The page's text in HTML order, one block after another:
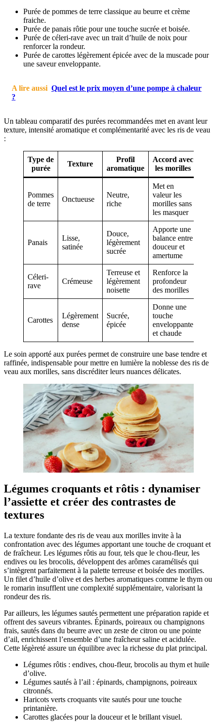
Purée de pommes de terre classique au beurre et crème
fraiche.
Purée de panais rôtie pour une touche sucrée et boisée.
Purée de céleri-rave avec un trait d’huile de noix pour
renforcer la rondeur.
Purée de carottes légèrement épicée avec de la muscade pour
une saveur enveloppante.
A lire aussi Quel est le prix moyen d’une pompe à chaleur
?
Un tableau comparatif des purées recommandées met en avant leur
texture, intensité aromatique et complémentarité avec les ris de veau
:
Type de
purée
Texture
Profil
aromatique
Accord avec
les morilles
Pommes
de terre
Onctueuse
Neutre,
riche
Met en
valeur les
morilles sans
les masquer
Panais
Lisse,
satinée
Douce,
légèrement
sucrée
Apporte une
balance entre
douceur et
amertume
Céleri-
rave
Crémeuse
Terreuse et
légèrement
noisette
Renforce la
profondeur
des morilles
Carottes
Légèrement
dense
Sucrée,
épicée
Donne une
touche
enveloppante
et chaude
Le soin apporté aux purées permet de construire une base tendre et
raffinée, indispensable pour mettre en lumière la noblesse des ris de
veau aux morilles, sans discréditer leurs nuances délicates.
Légumes croquants et rôtis : dynamiser
l’assiette et créer des contrastes de
textures
La texture fondante des ris de veau aux morilles invite à la
confrontation avec des légumes apportant une touche de croquant et
de fraîcheur. Les légumes rôtis au four, tels que le chou-fleur, les
endives ou les brocolis, développent des arômes caramélisés qui
s’intègrent parfaitement à la palette terreuse et boisée des morilles.
Un filet d’huile d’olive et des herbes aromatiques comme le thym ou
le romarin insufflent une complexité supplémentaire, valorisant la
rondeur des ris.
Par ailleurs, les légumes sautés permettent une préparation rapide et
offrent des saveurs vibrantes. Épinards, poireaux ou champignons
frais, sautés dans du beurre avec un zeste de citron ou une pointe
d’ail, enrichissent l’ensemble d’une fraîcheur saline et acidulée.
Cette légèreté assure un équilibre avec la richesse du plat principal.
Légumes rôtis : endives, chou-fleur, brocolis au thym et huile
d’olive.
Légumes sautés à l’ail : épinards, champignons, poireaux
citronnés.
Haricots verts croquants vite sautés pour une touche
printanière.
Carottes glacées pour la douceur et le brillant visuel.